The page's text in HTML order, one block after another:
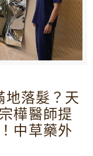
地落髮？天
樺醫師提
中草藥外